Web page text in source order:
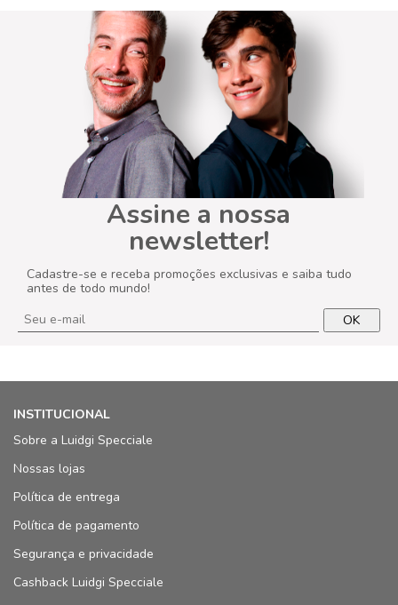
Assine a nossa
newsletter!
Cadastre-se e receba promoções exclusivas e saiba tudo
antes de todo mundo!
OK
INSTITUCIONAL
Sobre a Luidgi Specciale
Nossas lojas
Política de entrega
Política de pagamento
Segurança e privacidade
Cashback Luidgi Specciale